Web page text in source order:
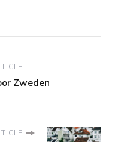
Zweden